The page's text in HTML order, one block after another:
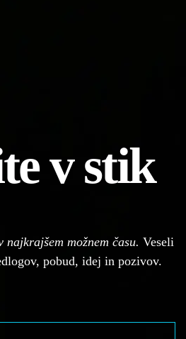
v stik
možnem času. Veseli
pobud, idej in pozivov.